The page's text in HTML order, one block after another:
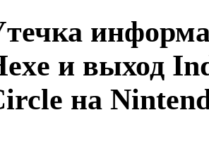
и выход
на